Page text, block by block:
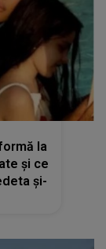
la
și ce
și-